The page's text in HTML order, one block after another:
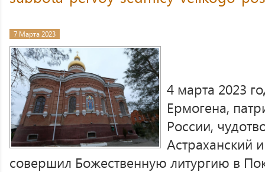
7 Марта 2023
4 марта 2023
Ермогена,
России,
Астраханский
совершил Божественную литургию в